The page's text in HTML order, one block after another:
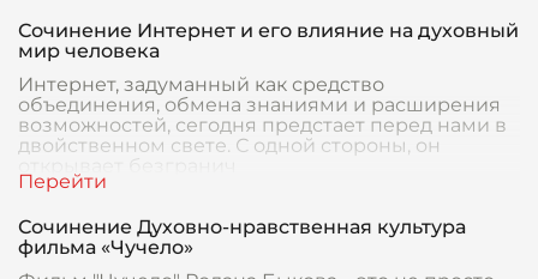
Сочинение Интернет и его влияние на духовный
мир человека
Интернет, задуманный как средство
объединения, обмена знаниями и расширения
возможностей, сегодня предстает перед нами в
двойственном свете. С одной стороны, он
открывает безгранич
Сочинение Духовно-нравственная культура
фильма «Чучело»